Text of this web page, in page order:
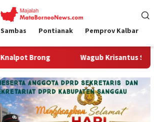
Sambas Pontianak Pemprov Kalbar
Wagub Krisantus Sambut Kembali